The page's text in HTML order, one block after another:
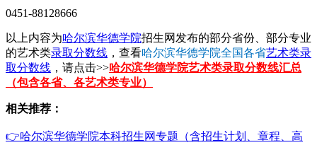
0451-88128666
以上内容为哈尔滨华德学院招生网发布的部分省份、部分专业
的艺术类录取分数线 ，查看哈尔滨华德学院全国各省艺术类录
取分数线 ，请点击>>哈尔滨华德学院艺术类录取分数线汇总
（包含各省、各艺术类专业）
相关推荐：
👉哈尔滨华德学院本科招生网专题（含招生计划、章程、高